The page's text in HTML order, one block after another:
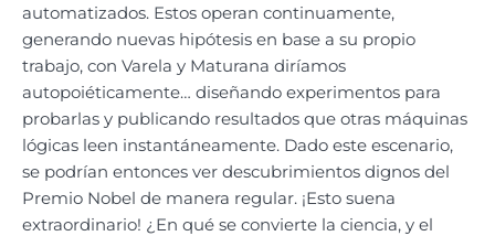
automatizados. Estos operan continuamente,
generando nuevas hipótesis en base a su propio
trabajo, con Varela y Maturana diríamos
autopoiéticamente… diseñando experimentos para
probarlas y publicando resultados que otras máquinas
lógicas leen instantáneamente. Dado este escenario,
se podrían entonces ver descubrimientos dignos del
Premio Nobel de manera regular. ¡Esto suena
extraordinario! ¿En qué se convierte la ciencia, y el